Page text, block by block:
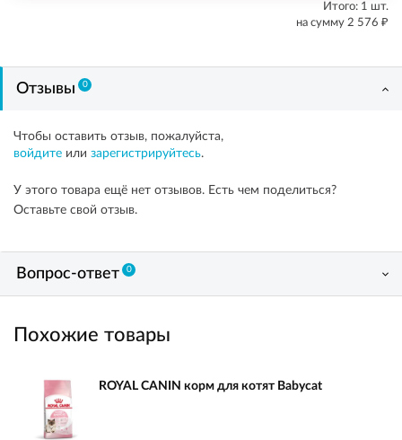
Итого: 1 шт.
на сумму 2 576 ₽
Отзывы 0
Чтобы оставить отзыв, пожалуйста,
войдите или зарегистрируйтесь.
У этого товара ещё нет отзывов. Есть чем поделиться?
Оставьте свой отзыв.
Вопрос-ответ 0
Похожие товары
ROYAL CANIN корм для котят Babycat